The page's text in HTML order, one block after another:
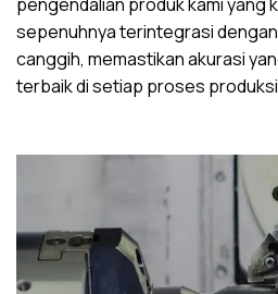
sepenuhnya terintegrasi
canggih, memastikan akurasi
terbaik di setiap proses